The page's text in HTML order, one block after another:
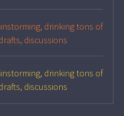
drinking tons of
discussions
drinking tons of
discussions